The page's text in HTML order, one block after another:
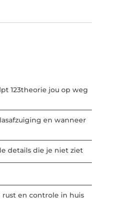
123theorie jou op weg
en wanneer
details die je niet ziet
en controle in huis